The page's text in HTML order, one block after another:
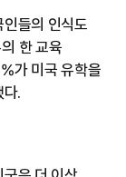
들의 인식도
한 교육
가 미국 유학을
.